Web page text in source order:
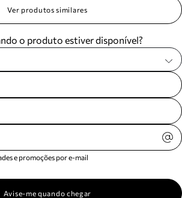
Ver produtos similares
o produto estiver disponível?
e promoções por e-mail
Avise-me quando chegar